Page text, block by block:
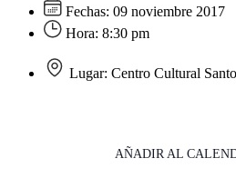
Fechas: 09 noviembre 2017
Hora: 8:30 pm
Lugar: Centro Cultural
AÑADIR AL